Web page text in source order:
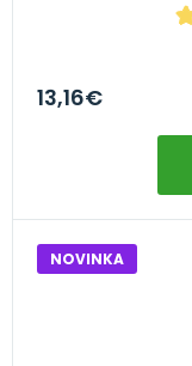
13,16€
NOVINKA